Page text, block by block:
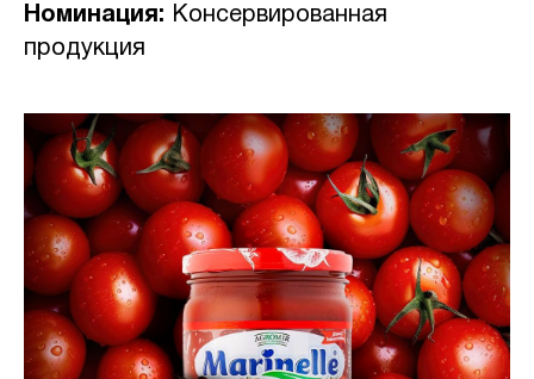
Номинация: Консервированная
продукция